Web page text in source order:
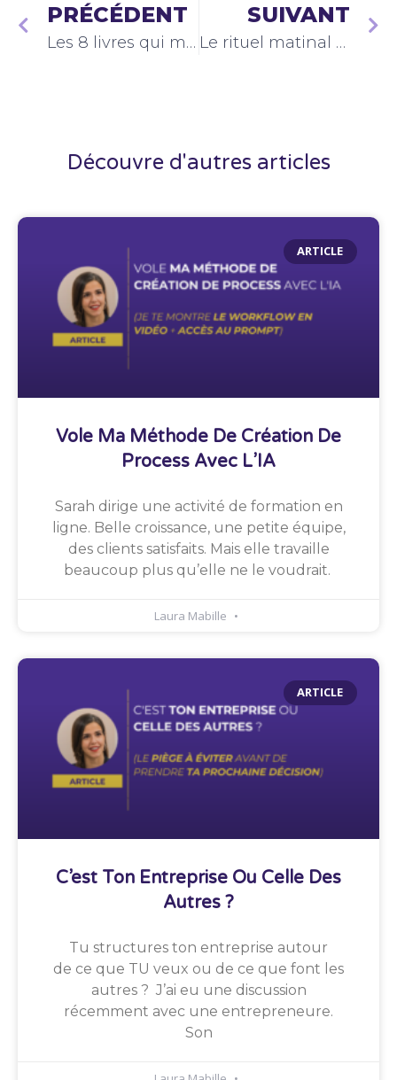
PRÉCÉDENT
Les 8 livres qui m’ont été les plus utiles et pourquoi
SUIVANT
Le rituel matinal de Leïla Poncelet (et ce qu’il a changé dans sa vie)
Découvre d'autres articles
ARTICLE
Vole Ma Méthode De Création De
Process Avec L’IA
Sarah dirige une activité de formation en
ligne. Belle croissance, une petite équipe,
des clients satisfaits. Mais elle travaille
beaucoup plus qu’elle ne le voudrait.
Laura Mabille
ARTICLE
C’est Ton Entreprise Ou Celle Des
Autres ?
Tu structures ton entreprise autour
de ce que TU veux ou de ce que font les
autres ? J’ai eu une discussion
récemment avec une entrepreneure.
Son